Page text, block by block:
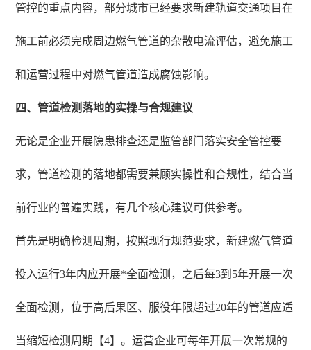
管控的重点内容，部分城市已经要求新建轨道交通项目在
施工前必须完成周边燃气管道的杂散电流评估，避免施工
和运营过程中对燃气管道造成腐蚀影响。
四、管道检测落地的实操与合规建议
无论是企业开展隐患排查还是监管部门落实安全管控要
求，管道检测的落地都需要兼顾实操性和合规性，结合当
前行业的普遍实践，有几个核心建议可供参考。
首先是明确检测周期，按照现行规范要求，新建燃气管道
投入运行3年内应开展*全面检测，之后每3到5年开展一次
全面检测，位于高后果区、服役年限超过20年的管道应适
当缩短检测周期【4】。运营企业可每年开展一次常规的